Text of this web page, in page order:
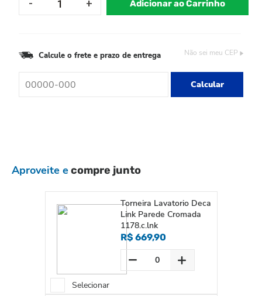
Adicionar ao Carrinho
Calcule o frete e prazo de entrega Não sei meu CEP
Calcular
Aproveite ecompre junto
Torneira Lavatorio Deca
Link Parede Cromada
1178.c.lnk
R$ 669,90
Selecionar